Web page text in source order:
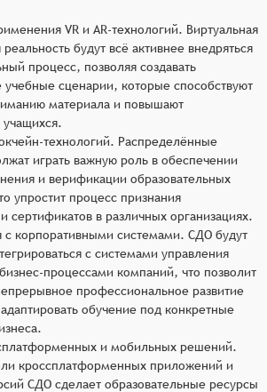
VR и AR-технологий. Виртуальная
будут всё активнее внедряться
процесс, позволяя создавать
учебные сценарии, которые способствуют
материала и повышают
учащихся.
технологий. Распределённые
играть важную роль в обеспечении
и верификации образовательных
упростит процесс признания
сертификатов в различных организациях.
с корпоративными системами. СДО будут
с системами управления
процессами компаний, что позволит
профессиональное развитие
обучение под конкретные
и мобильных решений.
кроссплатформенных приложений и
СДО сделает образовательные ресурсы